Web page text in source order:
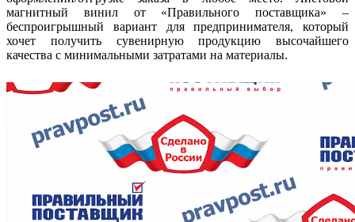
магнитный винил от «Правильного поставщика» –
беспроигрышный вариант для предпринимателя, который
хочет получить сувенирную продукцию высочайшего
качества с минимальными затратами на материалы.